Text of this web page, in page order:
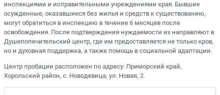
инспекциями и исправительными учреждениями края. Бывшие
осужденные, оказавшиеся без жилья и средств к существованию,
могут обратиться в инспекцию в течение 6 месяцев после
освобождения. После подтверждения нуждаемости их направляют в
Душепопечительский центр, где им предоставляется не только кров,
но и духовная поддержка, а также помощь в социальной адаптации.
Центр пробации расположен по адресу: Приморский край,
Хорольский район, с. Новодевица, ул. Новая, 2.